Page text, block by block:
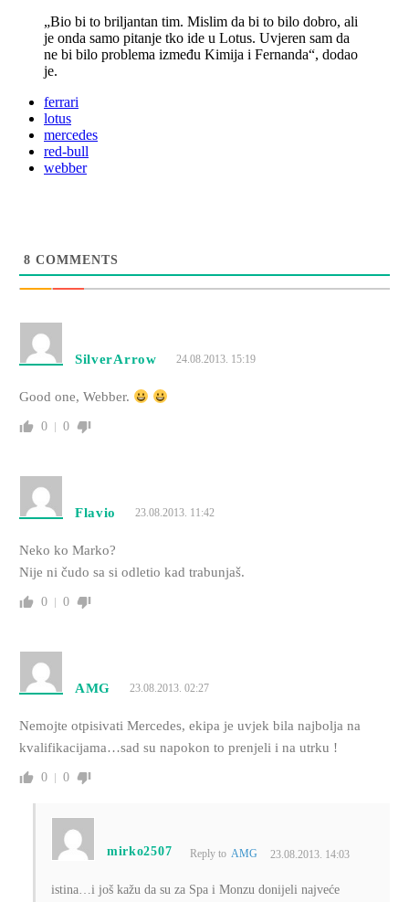
„Bio bi to briljantan tim. Mislim da bi to bilo dobro, ali
je onda samo pitanje tko ide u Lotus. Uvjeren sam da
ne bi bilo problema između Kimija i Fernanda“, dodao
je.
ferrari
lotus
mercedes
red-bull
webber
8 COMMENTS
SilverArrow 24.08.2013. 15:19
Good one, Webber.
0 0
Flavio 23.08.2013. 11:42
Neko ko Marko?
Nije ni čudo sa si odletio kad trabunjaš.
0 0
AMG 23.08.2013. 02:27
Nemojte otpisivati Mercedes, ekipa je uvjek bila najbolja na
kvalifikacijama…sad su napokon to prenjeli i na utrku !
0 0
mirko2507 Reply toAMG 23.08.2013. 14:03
istina…i još kažu da su za Spa i Monzu donijeli najveće